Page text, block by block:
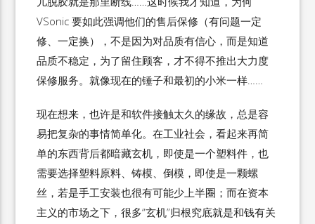
VSonic 要如此强调他们的售后保修（有问题一定
修、一定换），不是因为对品质有信心，而是知道
品质不稳定，为了留住顾客，才不得不推出大力度
保修服务。就像现在的锤子和最初的小米一样……
现在想来，也许是和软件接触太久的缘故，总是容
易把复杂的事情简单化。在工业社会，看起来再简
单的东西背后都暗藏玄机，即使是一个塑料件，也
需要选择塑料原料、铸模、倒模，即使是一颗螺
丝，若是手工安装也很有可能少上半圈；而在资本
主义的市场之下，很多“玄机”归根究底就是和钱有关